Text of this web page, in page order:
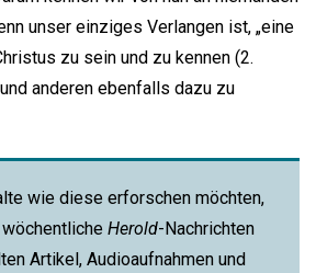
unser einziges Verlangen ist, „eine
zu sein und zu kennen (2.
anderen ebenfalls dazu zu
wie diese erforschen möchten,
Herold-Nachrichten
Artikel, Audioaufnahmen und